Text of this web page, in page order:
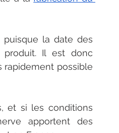
puisque la date des
Il est donc
rapidement possible
et si les conditions
apportent des